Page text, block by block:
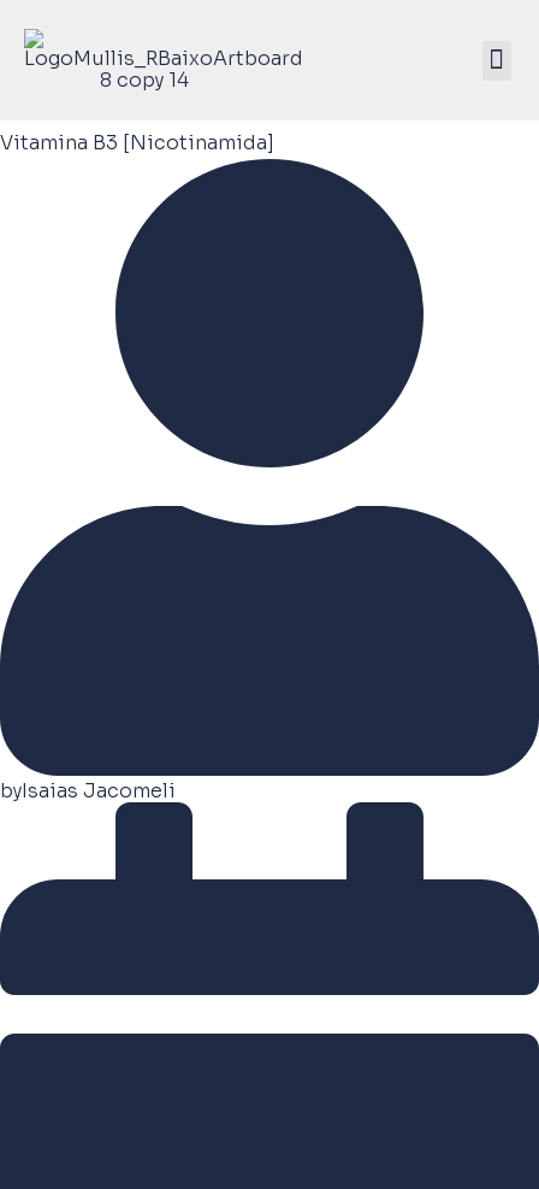
Vitamina B3 [Nicotinamida]
byIsaias Jacomeli